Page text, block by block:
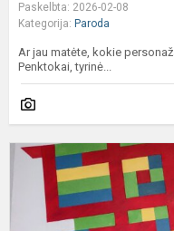
Paskelbta: 2026-02-08
Kategorija: Paroda
Ar jau matėte, kokie
Penktokai, tyrinė...